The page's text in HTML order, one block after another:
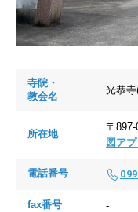
寺院・
教会名
光恭
所在地
〒
図ア
電話番号
fax番号 -